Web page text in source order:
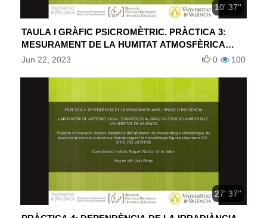
10' 37''
TAULA I GRÀFIC PSICROMÈTRIC. PRÀCTICA 3:
MESURAMENT DE LA HUMITAT ATMOSFÈRICA
(ESPAÑOL)
Jun 22, 2023 100
0
27' 37''